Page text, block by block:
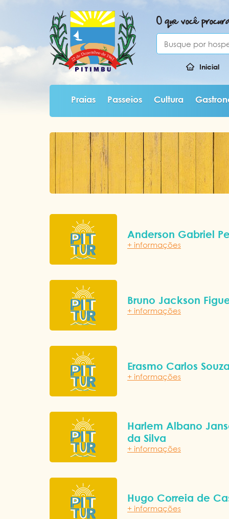
O que você
Inicial
Praias Passeios Cultura
Anderson Gabriel
+ informações
Bruno Jackson
+ informações
Erasmo Carlos
+ informações
Harlem Albano
da Silva
+ informações
Hugo Correia de
+ informações